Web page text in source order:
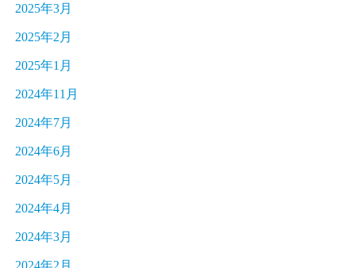
2025年3月
2025年2月
2025年1月
2024年11月
2024年7月
2024年6月
2024年5月
2024年4月
2024年3月
2024年2月